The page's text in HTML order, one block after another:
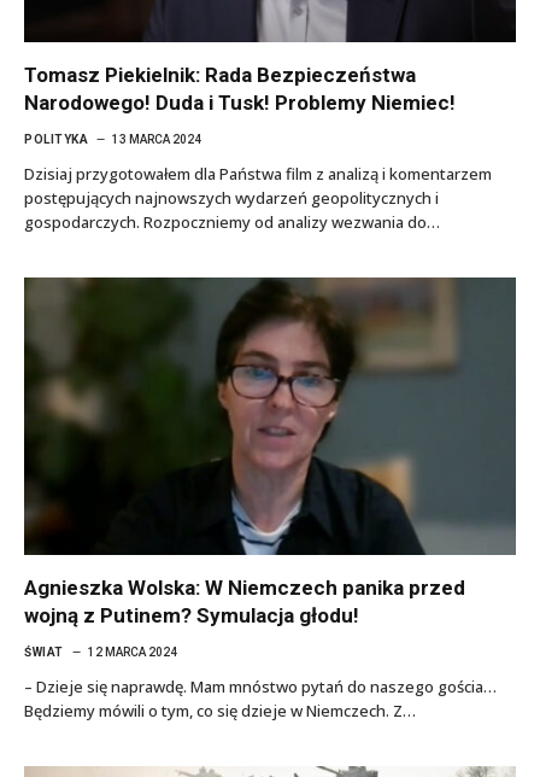
Tomasz Piekielnik: Rada Bezpieczeństwa
Narodowego! Duda i Tusk! Problemy Niemiec!
POLITYKA 13 MARCA 2024
Dzisiaj przygotowałem dla Państwa film z analizą i komentarzem
postępujących najnowszych wydarzeń geopolitycznych i
gospodarczych. Rozpoczniemy od analizy wezwania do…
Agnieszka Wolska: W Niemczech panika przed
wojną z Putinem? Symulacja głodu!
ŚWIAT 12 MARCA 2024
– Dzieje się naprawdę. Mam mnóstwo pytań do naszego gościa…
Będziemy mówili o tym, co się dzieje w Niemczech. Z…